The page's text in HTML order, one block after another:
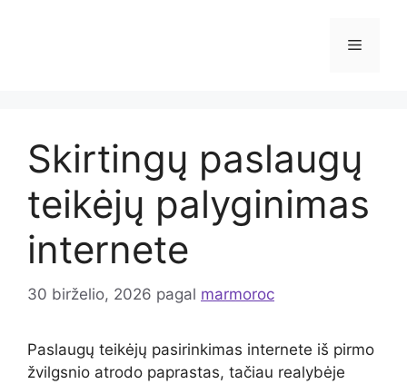
Meniu
Skirtingų paslaugų
teikėjų palyginimas
internete
30 birželio, 2026 pagal marmoroc
Paslaugų teikėjų pasirinkimas internete iš pirmo
žvilgsnio atrodo paprastas, tačiau realybėje